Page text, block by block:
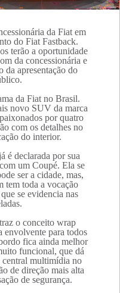
da Fiat em
do Fiat Fastback.
terão a oportunidade
da concessionária e
da apresentação do
da Fiat no Brasil.
novo SUV da marca
por quatro
com os detalhes no
do interior.
é declarada por sua
um Coupé. Ela se
ser a cidade, mas,
tem toda a vocação
se evidencia nas
o conceito wrap
envolvente para todos
fica ainda melhor
funcional, que dá
central multimídia no
de direção mais alta
de segurança.